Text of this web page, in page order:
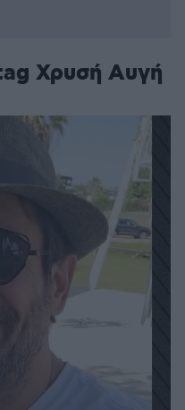
Χρυσή Αυγή